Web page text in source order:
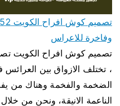
وفاخرة للاعراس
تصميم كوش افراح الكويت
، تختلف الازواق بين
الضخمة والفخمة وهناك من
الناعمة الانيقة، ونحن من